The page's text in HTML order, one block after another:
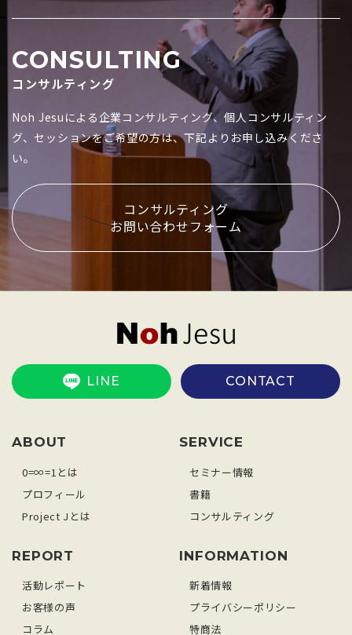
CONSULTING
コンサルティング
Noh Jesuによる企業コンサルティング、個人コンサルティン
グ、セッションをご希望の方は、下記よりお申し込みくださ
い。
コンサルティング
お問い合わせフォーム
LINE CONTACT
ABOUT
0=∞=1とは
プロフィール
Project Jとは
SERVICE
セミナー情報
書籍
コンサルティング
REPORT
活動レポート
お客様の声
コラム
INFORMATION
新着情報
プライバシーポリシー
特商法